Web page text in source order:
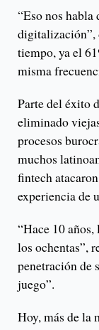
“Eso nos
digitalización”,
tiempo, ya el
misma
Parte del éxito
eliminado
procesos
muchos
fintech
experiencia de
“Hace 10 años,
los ochentas”,
penetración de
juego”.
Hoy, más de la